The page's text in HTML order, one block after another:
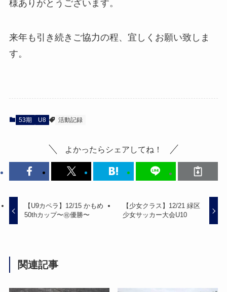
様ありがとうございます。
来年も引き続きご協力の程、宜しくお願い致しま
す。
53期 U8 活動記録
よかったらシェアしてね！
【U9カペラ】12/15 かもめ
50thカップ〜㊗️優勝〜
【少女クラス】12/21 緑区
少女サッカー大会U10
関連記事